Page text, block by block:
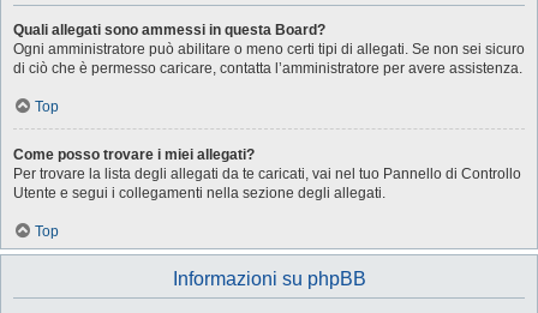
Quali allegati sono ammessi in questa Board?
Ogni amministratore può abilitare o meno certi tipi di allegati. Se non sei sicuro
di ciò che è permesso caricare, contatta l’amministratore per avere assistenza.
Top
Come posso trovare i miei allegati?
Per trovare la lista degli allegati da te caricati, vai nel tuo Pannello di Controllo
Utente e segui i collegamenti nella sezione degli allegati.
Top
Informazioni su phpBB